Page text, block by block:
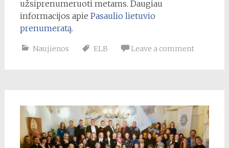
užsiprenumeruoti metams. Daugiau
informacijos apie Pasaulio lietuvio
prenumeratą.
Naujienos ELB Leave a comment